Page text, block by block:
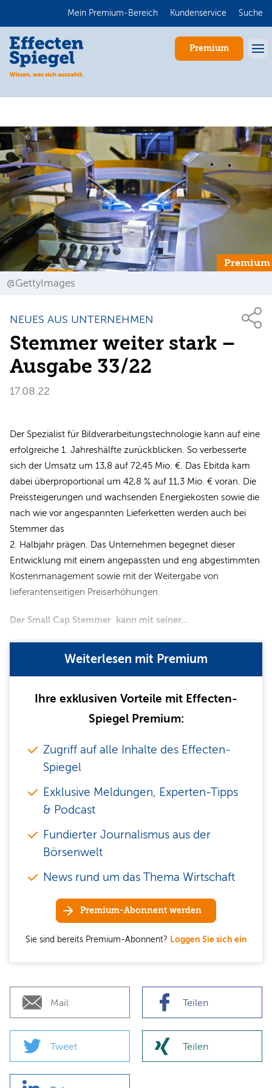
Mein Premium-Bereich Kundenservice Suche
Premium
Premium
@GettyImages
NEUES AUS UNTERNEHMEN
Stemmer weiter stark –
Ausgabe 33/22
17.08.22
Der Spezialist für Bildverarbeitungstechnologie kann auf eine
erfolgreiche 1. Jahreshälfte zurückblicken. So verbesserte
sich der Umsatz um 13,8 auf 72,45 Mio. €. Das Ebitda kam
dabei überproportional um 42,8 % auf 11,3 Mio. € voran. Die
Preissteigerungen und wachsenden Energiekosten sowie die
nach wie vor angespannten Lieferketten werden auch bei
Stemmer das
2. Halbjahr prägen. Das Unternehmen begegnet dieser
Entwicklung mit einem angepassten und eng abgestimmten
Kostenmanagement sowie mit der Weitergabe von
lieferantenseitigen Preiserhöhungen.
Der Small Cap Stemmer kann mit seiner…
Weiterlesen mit Premium
Ihre exklusiven Vorteile mit Effecten-
Spiegel Premium:
Zugriff auf alle Inhalte des Effecten-
Spiegel
Exklusive Meldungen, Experten-Tipps
& Podcast
Fundierter Journalismus aus der
Börsenwelt
News rund um das Thema Wirtschaft
Premium-Abonnent werden
Sie sind bereits Premium-Abonnent? Loggen Sie sich ein
Mail Teilen
Tweet Teilen
Anmelden